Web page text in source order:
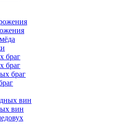
браг
браг
браг
вин
вин